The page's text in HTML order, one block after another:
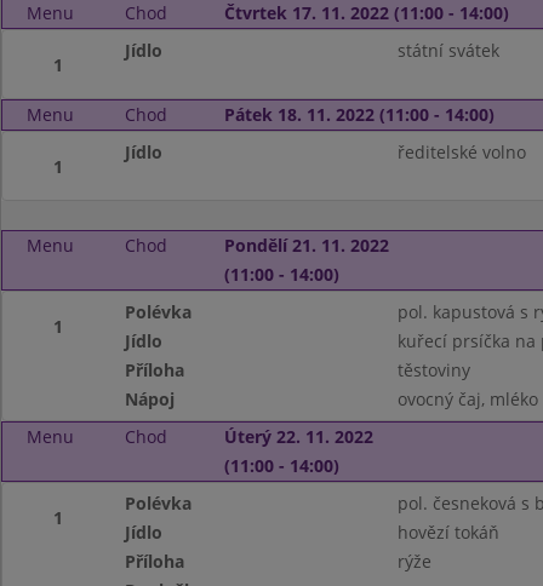
Menu
Chod Čtvrtek 17. 11. 2022 (11:00 - 14:00)
1
Jídlo státní svátek
Menu Chod Pátek 18. 11. 2022 (11:00 - 14:00)
1
Jídlo ředitelské volno
Menu Chod
Pondělí 21. 11. 2022
(11:00 - 14:00)
1
Polévka
pol. kapustová s
Jídlo
kuřecí prsíčka na
Příloha
těstoviny
Nápoj
ovocný čaj, mléko
Menu
Chod
Úterý 22. 11. 2022
(11:00 - 14:00)
1
Polévka
pol. česneková s
Jídlo
hovězí tokáň
Příloha
rýže